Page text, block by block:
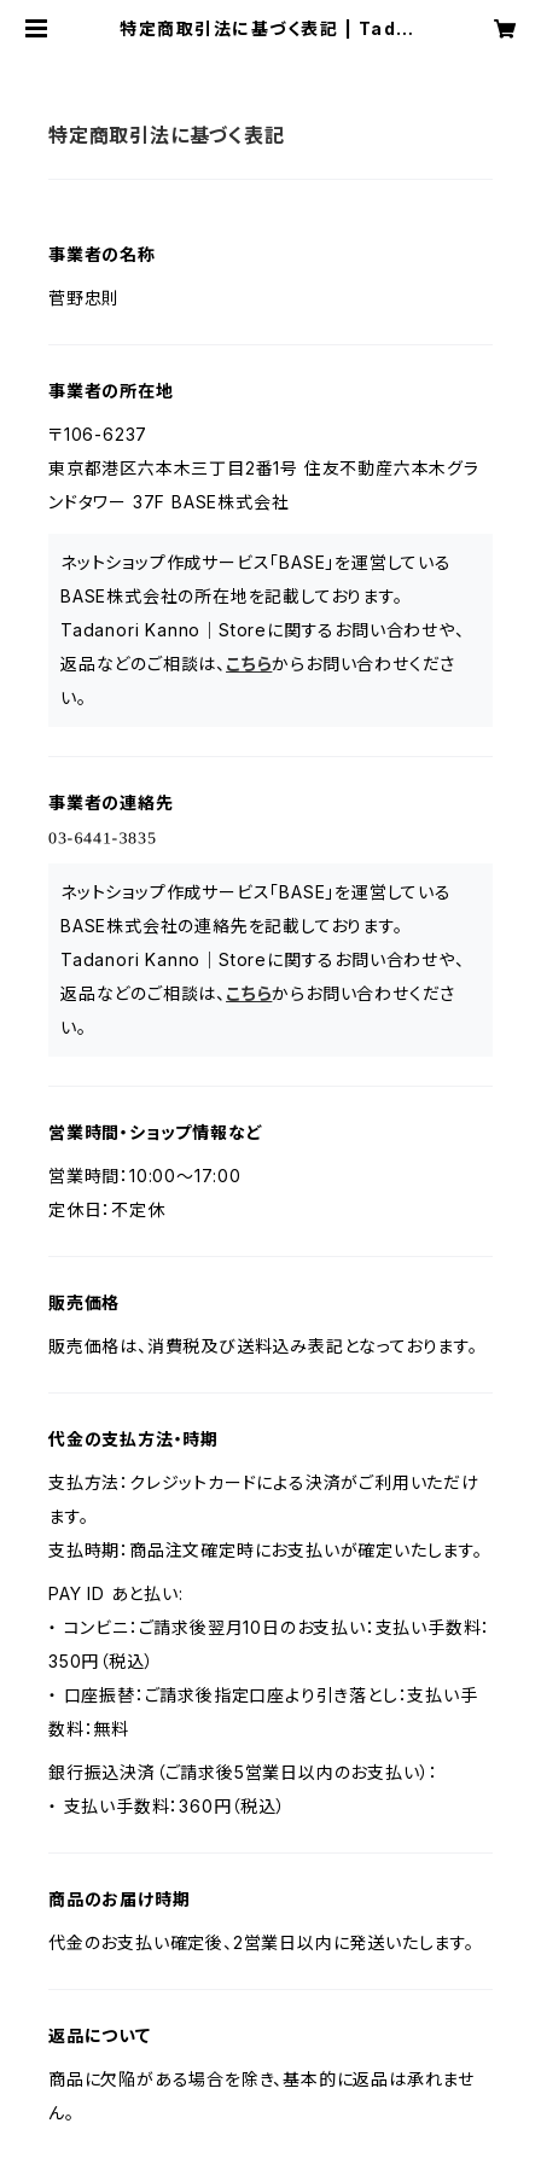
特定商取引法に基づく表記 | Tadan
特定商取引法に基づく表記
事業者の名称
菅野忠則
事業者の所在地
〒106-6237
東京都港区六本木三丁目2番1号 住友不動産六本木グラ
ンドタワー 37F BASE株式会社
ネットショップ作成サービス「BASE」を運営している
BASE株式会社の所在地を記載しております。
Tadanori Kanno｜Storeに関するお問い合わせや、
返品などのご相談は、 こちらからお問い合わせくださ
い。
事業者の連絡先
ネットショップ作成サービス「BASE」を運営している
BASE株式会社の連絡先を記載しております。
Tadanori Kanno｜Storeに関するお問い合わせや、
返品などのご相談は、 こちらからお問い合わせくださ
い。
営業時間・ショップ情報など
営業時間：10:00〜17:00
定休日：不定休
販売価格
販売価格は、消費税及び送料込み表記となっております。
代金の支払方法・時期
支払方法：クレジットカードによる決済がご利用いただけ
ます。
支払時期：商品注文確定時にお支払いが確定いたします。
PAY ID あと払い:
・ コンビニ：ご請求後翌月10日のお支払い：支払い手数料：
350円（税込）
・ 口座振替：ご請求後指定口座より引き落とし：支払い手
数料：無料
銀行振込決済（ご請求後5営業日以内のお支払い）：
・ 支払い手数料：360円（税込）
商品のお届け時期
代金のお支払い確定後、2営業日以内に発送いたします。
返品について
商品に欠陥がある場合を除き、基本的に返品は承れませ
ん。